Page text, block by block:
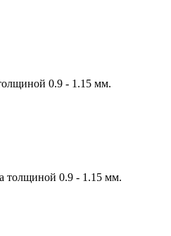
0.9 - 1.15 мм.
толщиной 0.9 - 1.15 мм.